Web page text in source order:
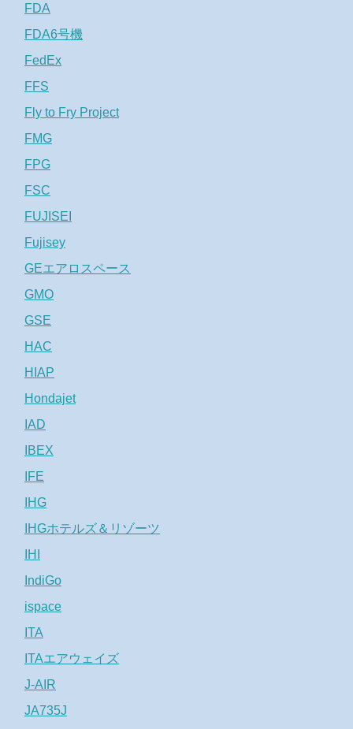
FDA
FDA6号機
FedEx
FFS
Fly to Fry Project
FMG
FPG
FSC
FUJISEI
Fujisey
GEエアロスペース
GMO
GSE
HAC
HIAP
Hondajet
IAD
IBEX
IFE
IHG
IHGホテルズ＆リゾーツ
IHI
IndiGo
ispace
ITA
ITAエアウェイズ
J-AIR
JA735J